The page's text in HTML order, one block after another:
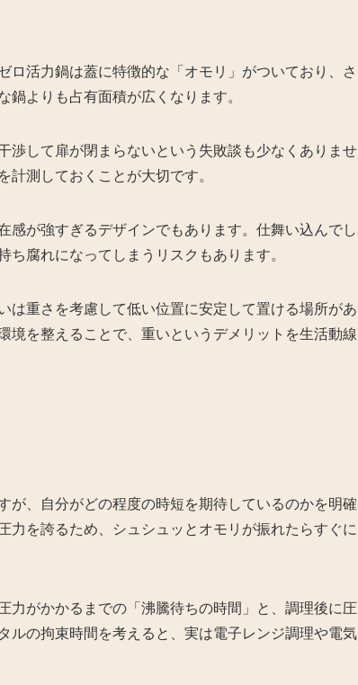
活力鍋は蓋に特徴的な「オモリ」がついており、さ
よりも占有面積が広くなります。
渉して扉が閉まらないという失敗談も少なくありませ
計測しておくことが大切です。
感が強すぎるデザインでもあります。仕舞い込んでし
腐れになってしまうリスクもあります。
は重さを考慮して低い位置に安定して置ける場所があ
境を整えることで、重いというデメリットを生活動線
が、自分がどの程度の時短を期待しているのかを明確
力を誇るため、シュシュッとオモリが振れたらすぐに
力がかかるまでの「沸騰待ちの時間」と、調理後に圧
ルの拘束時間を考えると、実は電子レンジ調理や電気